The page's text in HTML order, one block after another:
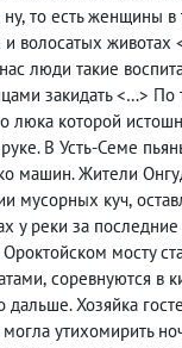
ну, то есть женщины в
волосатых животах
люди такие
закидать <…> По
люка которой
В Усть-Семе
машин. Жители
мусорных куч,
у реки за
мосту
, соревнуются в
дальше. Хозяйка
могла утихомирить